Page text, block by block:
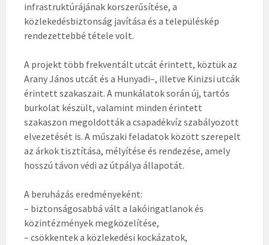
infrastruktúrájának korszerűsítése, a
közlekedésbiztonság javítása és a településkép
rendezettebbé tétele volt.
A projekt több frekventált utcát érintett, köztük az
Arany János utcát és a Hunyadi–, illetve Kinizsi utcák
érintett szakaszait. A munkálatok során új, tartós
burkolat készült, valamint minden érintett
szakaszon megoldották a csapadékvíz szabályozott
elvezetését is. A műszaki feladatok között szerepelt
az árkok tisztítása, mélyítése és rendezése, amely
hosszú távon védi az útpálya állapotát.
A beruházás eredményeként:
– biztonságosabbá vált a lakóingatlanok és
közintézmények megközelítése,
– csökkentek a közlekedési kockázatok,